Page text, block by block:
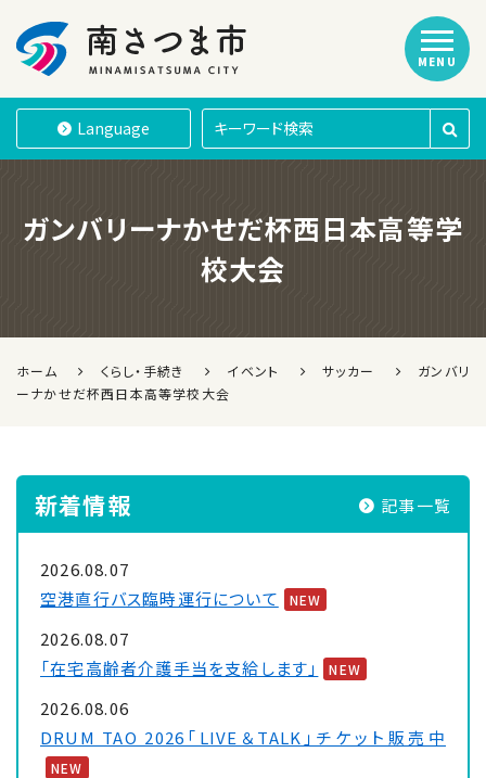
南さつま市
Language
MENU
ガンバリーナかせだ杯西日本高等学
校大会
ホーム くらし・手続き イベント サッカー
ガンバリ
ーナかせだ杯西日本高等学校大会
新着情報 記事一覧
2026.08.07
空港直行バス臨時運行について
NEW
2026.08.07
「在宅高齢者介護手当を支給します」
NEW
2026.08.06
DRUM TAO 2026「LIVE＆TALK」チケット販売中
NEW